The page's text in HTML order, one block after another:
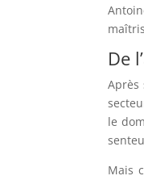
De
Après
le
Mais